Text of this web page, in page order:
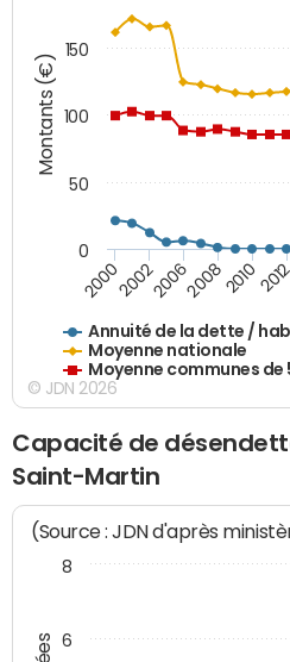
Montants (€)
Annuité de la dette /
Moyenne nationale
Moyenne communes
200020022006200820102012
0
50
100
150
© JDN 2026
Capacité de
Saint-Martin
(Source : JDN d'après
6
8